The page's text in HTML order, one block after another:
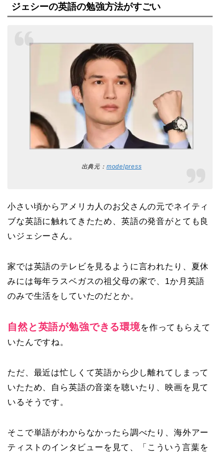
は、父親・母親・ジェシーさん・妹。さらに、
祖父・祖母とも一緒に暮らしているようです。
ジェシーの英語の勉強方法がすごい
出典元： modelpress
小さい頃からアメリカ人のお父さんの元でネイティ
ブな英語に触れてきたため、英語の発音がとても良
いジェシーさん。
家では英語のテレビを見るように言われたり、夏休
みには毎年ラスベガスの祖父母の家で、1か月英語
のみで生活をしていたのだとか。
自然と英語が勉強できる環境を作ってもらえて
いたんですね。
ただ、最近は忙しくて英語から少し離れてしまって
いたため、自ら英語の音楽を聴いたり、映画を見て
いるそうです。
そこで単語がわからなかったら調べたり、 海外アー
ティストのインタビューを見て、「こういう言葉を